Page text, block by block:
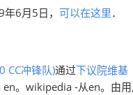
6月5日， 可以在这里．
CC冲锋队)通过下议院维基
。wikipedia -从en。由